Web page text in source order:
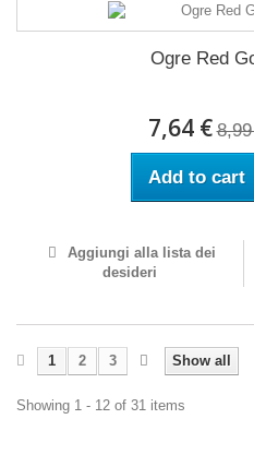
Ogre Red
7,64 €
Add to cart
Aggiungi alla lista dei
desideri
Show all
1 2 3
Showing 1 - 12 of 31 items